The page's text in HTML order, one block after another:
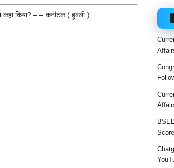
कहा किया? – – कर्नाटक ( हुबली )